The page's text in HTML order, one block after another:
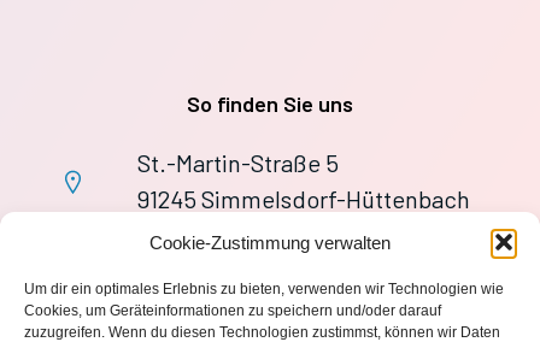
Cookie-Zustimmung verwalten
Um dir ein optimales Erlebnis zu bieten, verwenden wir Technologien wie
Cookies, um Geräteinformationen zu speichern und/oder darauf
zuzugreifen. Wenn du diesen Technologien zustimmst, können wir Daten
So finden Sie uns
St.-Martin-Straße 5
91245 Simmelsdorf-Hüttenbach
+49 9155 9279727
wache113@ff-huettenbach.de